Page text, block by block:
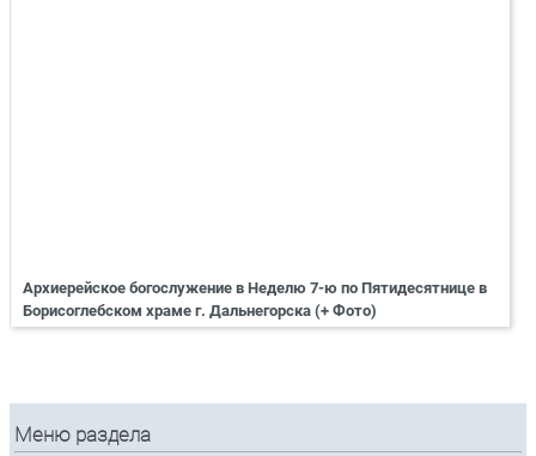
Архиерейское богослужение в Неделю 7-ю по Пятидесятнице в
Борисоглебском храме г. Дальнегорска (+ Фото)
Меню раздела